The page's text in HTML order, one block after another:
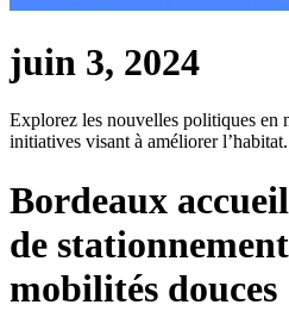
juin 3, 2024
Explorez les nouvelles politiques en
initiatives visant à améliorer l’habitat.
Bordeaux
de
mobilités douces